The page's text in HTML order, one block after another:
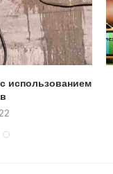
использованием